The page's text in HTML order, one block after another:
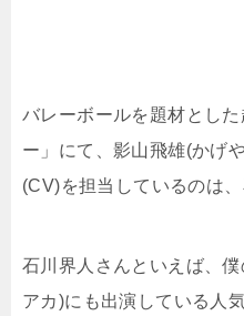
バレーボールを題材とし
ー」にて、影山飛雄(かげ
(CV)を担当しているのは、
石川界人さんといえば、
アカ)にも出演している人